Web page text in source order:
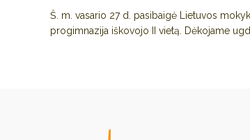
Š. m. vasario 27 d. pasibaigė Lietuvos
progimnazija iškovojo II vietą. Dėkojame